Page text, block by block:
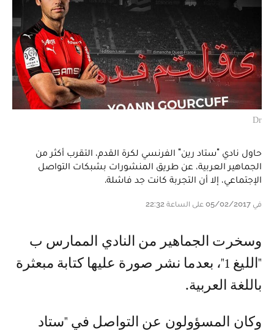
Dr
حاول نادي "ستاد رين" الفرنسي لكرة القدم، التقرب أكثر من
الجماهير العربية، عن طريق المنشورات بشبكات التواصل
الإجتماعي، إلا أن التجربة كانت جد فاشلة.
في 05/02/2017 على الساعة 22:32
وسخرت الجماهير من النادي الممارس ب
"الليغ 1"، بعدما نشر صورة عليها كتابة مبعثرة
باللغة العربية.
وكان المسؤولون عن التواصل في "ستاد